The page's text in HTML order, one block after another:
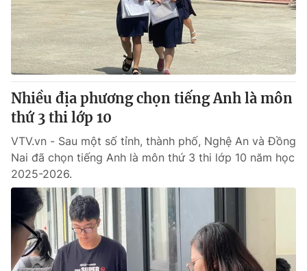
VTV4 Vươn mình bằng AI
VTV9 VTV8
Liên hệ tòa soạn English
Theo dõi báo trên
Cơ quan chủ quản:
Đài Truyền hình Việt Nam
Nhiều địa phương chọn tiếng Anh là môn
thứ 3 thi lớp 10
VTV.vn - Sau một số tỉnh, thành phố, Nghệ An và Đồng
Nai đã chọn tiếng Anh là môn thứ 3 thi lớp 10 năm học
2025-2026.